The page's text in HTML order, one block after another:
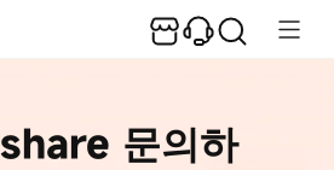
문의하